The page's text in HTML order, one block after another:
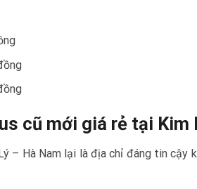
cũ mới giá rẻ tại
– Hà Nam lại là địa chỉ đáng tin